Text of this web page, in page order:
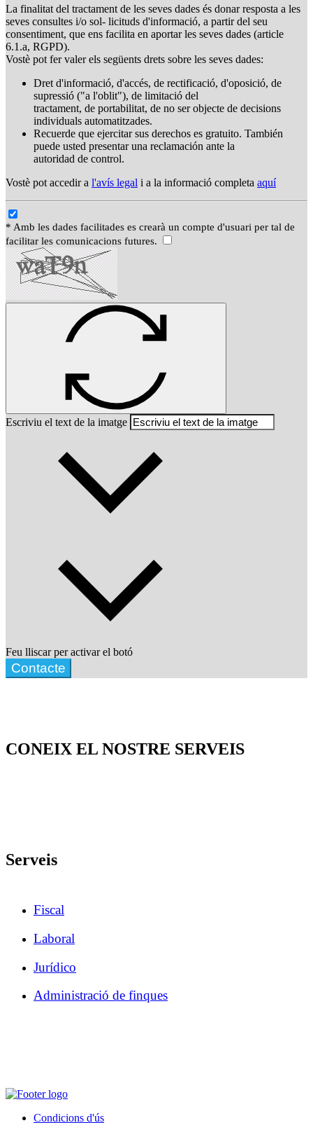
La finalitat del tractament de les seves dades és donar resposta a les
seves consultes i/o sol- licituds d'informació, a partir del seu
consentiment, que ens facilita en aportar les seves dades (article
6.1.a, RGPD).
Vostè pot fer valer els següents drets sobre les seves dades:
Dret d'informació, d'accés, de rectificació, d'oposició, de
supressió ("a l'oblit"), de limitació del
tractament, de portabilitat, de no ser objecte de decisions
individuals automatitzades.
Recuerde que ejercitar sus derechos es gratuito. También
puede usted presentar una reclamación ante la
autoridad de control.
Vostè pot accedir a l'avís legal i a la informació completa aquí
* Amb les dades facilitades es crearà un compte d'usuari per tal de
facilitar les comunicacions futures.
Escriviu el text de la imatge
Feu lliscar per activar el botó
Contacte
CONEIX EL NOSTRE SERVEIS
Serveis
Fiscal
Laboral
Jurídico
Administració de finques
Condicions d'ús